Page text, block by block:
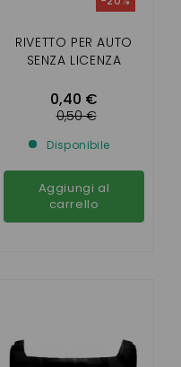
RIVETTO PER AUTO
SENZA LICENZA
0,40 €
0,50 €
Disponibile
Aggiungi al
carrello